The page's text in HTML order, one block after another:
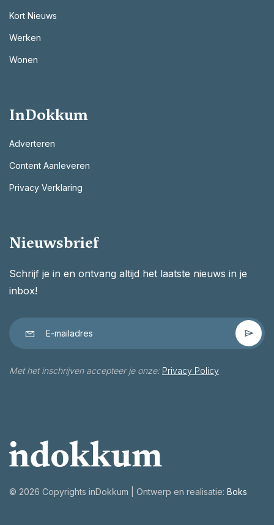
Kort Nieuws
Werken
Wonen
InDokkum
Adverteren
Content Aanleveren
Privacy Verklaring
Nieuwsbrief
Schrijf je in en ontvang altijd het laatste nieuws in je
inbox!
Met het inschrijven accepteer je onze: Privacy Policy
© 2026 Copyrights inDokkum | Ontwerp en realisatie: Boks